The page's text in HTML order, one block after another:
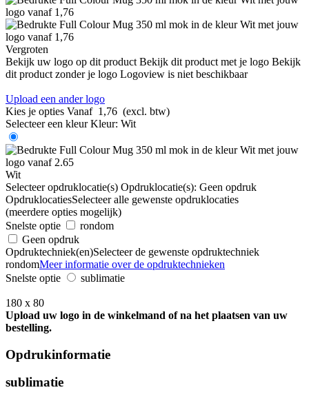
Vergroten
Bekijk uw logo op dit product Bekijk dit product met je logo Bekijk
dit product zonder je logo Logoview is niet beschikbaar
Upload een ander logo
Kies je opties Vanaf 1,76 (excl. btw)
Selecteer een kleur Kleur: Wit
Wit
Selecteer opdruklocatie(s) Opdruklocatie(s): Geen opdruk
OpdruklocatiesSelecteer alle gewenste opdruklocaties
(meerdere opties mogelijk)
Snelste optie
rondom
Geen opdruk
Opdruktechniek(en)Selecteer de gewenste opdruktechniek
rondomMeer informatie over de opdruktechnieken
Snelste optie
sublimatie
180 x 80
Upload uw logo in de winkelmand of na het plaatsen van uw
bestelling.
Opdrukinformatie
sublimatie